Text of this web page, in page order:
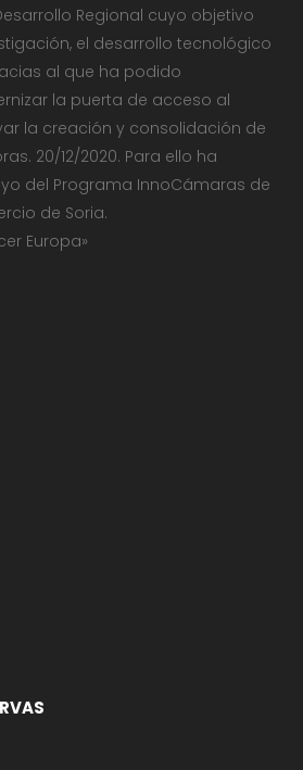
Regional cuyo objetivo
el desarrollo tecnológico
al que ha podido
la puerta de acceso al
la creación y consolidación de
20/12/2020. Para ello ha
del Programa InnoCámaras de
de Soria.
Europa»